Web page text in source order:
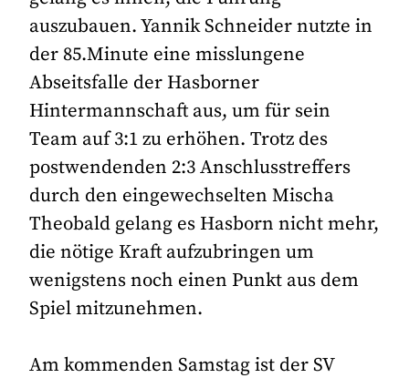
auszubauen. Yannik Schneider nutzte in
der 85.Minute eine misslungene
Abseitsfalle der Hasborner
Hintermannschaft aus, um für sein
Team auf 3:1 zu erhöhen. Trotz des
postwendenden 2:3 Anschlusstreffers
durch den eingewechselten Mischa
Theobald gelang es Hasborn nicht mehr,
die nötige Kraft aufzubringen um
wenigstens noch einen Punkt aus dem
Spiel mitzunehmen.
Am kommenden Samstag ist der SV